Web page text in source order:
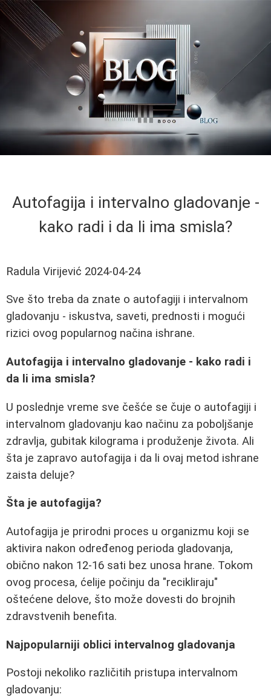
Autofagija i intervalno gladovanje -
kako radi i da li ima smisla?
Radula Virijević 2024-04-24
Sve što treba da znate o autofagiji i intervalnom
gladovanju - iskustva, saveti, prednosti i mogući
rizici ovog popularnog načina ishrane.
Autofagija i intervalno gladovanje - kako radi i
da li ima smisla?
U poslednje vreme sve češće se čuje o autofagiji i
intervalnom gladovanju kao načinu za poboljšanje
zdravlja, gubitak kilograma i produženje života. Ali
šta je zapravo autofagija i da li ovaj metod ishrane
zaista deluje?
Šta je autofagija?
Autofagija je prirodni proces u organizmu koji se
aktivira nakon određenog perioda gladovanja,
obično nakon 12-16 sati bez unosa hrane. Tokom
ovog procesa, ćelije počinju da "recikliraju"
oštećene delove, što može dovesti do brojnih
zdravstvenih benefita.
Najpopularniji oblici intervalnog gladovanja
Postoji nekoliko različitih pristupa intervalnom
gladovanju: